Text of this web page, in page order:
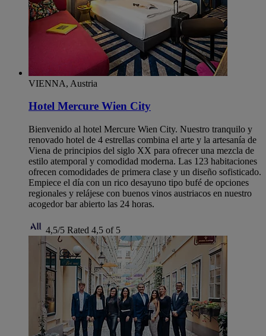
VIENNA, Austria
Hotel Mercure Wien City
Bienvenido al hotel Mercure Wien City. Nuestro tranquilo y
renovado hotel de 4 estrellas combina el arte y la artesanía de
Viena de principios del siglo XX para ofrecer una mezcla de
estilo atemporal y comodidad moderna. Las 123 habitaciones
ofrecen comodidades de primera clase y un diseño sofisticado.
Empiece el día con un rico desayuno tipo bufé de opciones
regionales y relájese con buenos vinos austriacos en nuestro
acogedor bar abierto las 24 horas.
4,5/5 Rated 4,5 of 5